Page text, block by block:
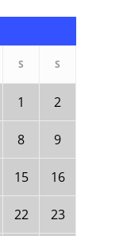
S S
1 2
8 9
15 16
22 23